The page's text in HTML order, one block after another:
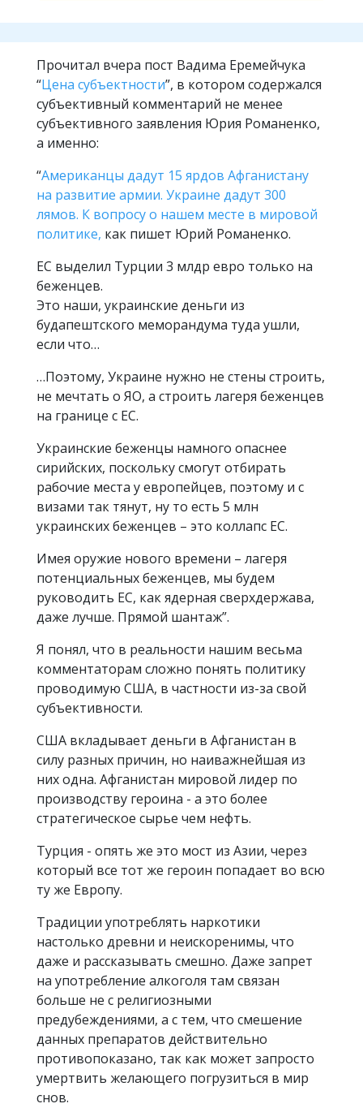
Прочитал вчера пост Вадима Еремейчука
“Цена субъектности”, в котором содержался
субъективный комментарий не менее
субъективного заявления Юрия Романенко,
а именно:
“Американцы дадут 15 ярдов Афганистану
на развитие армии. Украине дадут 300
лямов. К вопросу о нашем месте в мировой
политике, как пишет Юрий Романенко.
ЕС выделил Турции 3 млдр евро только на
беженцев.
Это наши, украинские деньги из
будапештского меморандума туда ушли,
если что…
…Поэтому, Украине нужно не стены строить,
не мечтать о ЯО, a строить лагеря беженцев
на границе с ЕС.
Украинские беженцы намного опаснее
сирийских, поскольку смогут отбирать
рабочие места у европейцев, поэтому и с
визами так тянут, ну то есть 5 млн
украинских беженцев – это коллапс ЕС.
Имея оружие нового времени – лагеря
потенциальных беженцев, мы будем
руководить ЕС, как ядерная сверхдержава,
даже лучше. Прямой шантаж”.
Я понял, что в реальности нашим весьма
комментаторам сложно понять политику
проводимую США, в частности из-за свой
субъективности.
США вкладывает деньги в Афганистан в
силу разных причин, но наиважнейшая из
них одна. Афганистан мировой лидер по
производству героина - а это более
стратегическое сырье чем нефть.
Турция - опять же это мост из Азии, через
который все тот же героин попадает во всю
ту же Европу.
Традиции употреблять наркотики
настолько древни и неискоренимы, что
даже и рассказывать смешно. Даже запрет
на употребление алкоголя там связан
больше не с религиозными
предубеждениями, а с тем, что смешение
данных препаратов действительно
противопоказано, так как может запросто
умертвить желающего погрузиться в мир
снов.